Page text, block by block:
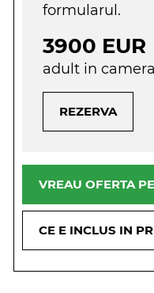
formularul.
3900 EUR
adult in
REZERVA
VREAU OFERTA
CE E INCLUS IN